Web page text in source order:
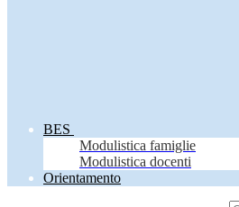
BES
Modulistica famiglie
Modulistica docenti
Orientamento